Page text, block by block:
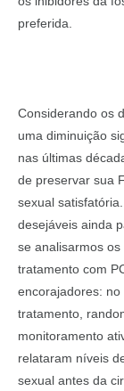
preferida.
Considerando os
uma diminuição
nas últimas
de preservar sua
sexual
desejáveis ainda
se analisarmos
tratamento com
encorajadores:
tratamento,
monitoramento
relataram níveis
sexual antes da